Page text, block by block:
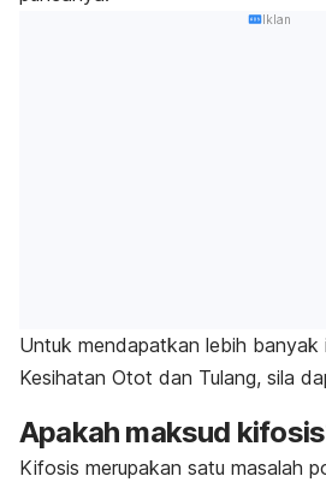
Iklan
Untuk mendapatkan lebih
Kesihatan Otot dan Tulang, sila
Apakah maksud
Kifosis merupakan satu masalah